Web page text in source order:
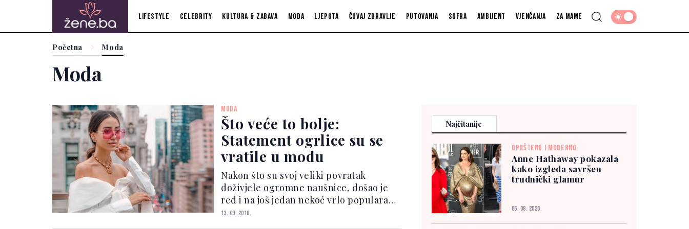
Lifestyle Celebrity Kultura & zabava Moda Ljepota Čuvaj zdravlje Putovanja Sofra Ambijent Vjenčanja Za mame
Početna Moda
Moda
MODA
Što veće to bolje:
Statement ogrlice su se
vratile u modu
Nakon što su svoj veliki povratak
doživjele ogromne naušnice, došao je
red i na još jedan nekoć vrlo popularan
komad nakita. Riječ je o velikim,
13. 09. 2018.
Najčitanije
OPUŠTENO I MODERNO
Anne Hathaway pokazala
kako izgleda savršen
trudnički glamur
05. 08. 2026.